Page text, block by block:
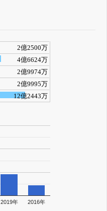
2億2500万
4億6624万
2億9974万
2億9995万
12億2443万
2019年 2016年